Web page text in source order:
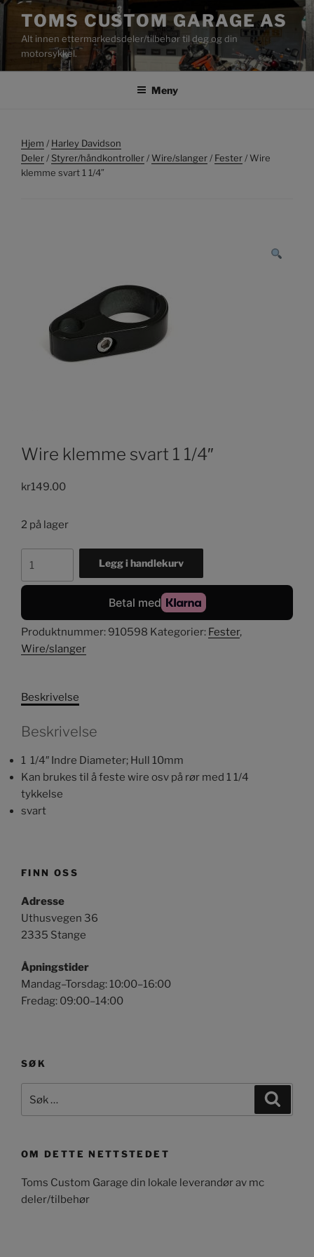
Gå
innhold
TOMS CUSTOM GARAGE AS
Alt innen ettermarkedsdeler/tilbehør til deg og din
motorsykkel.
Meny
Hjem / Harley Davidson
Deler / Styrer/håndkontroller / Wire/slanger / Fester / Wire
klemme svart 1 1/4″
Wire klemme svart 1 1/4″
kr149.00
2 på lager
klemme
svart
1/4"
Legg i handlekurv
Produktnummer: 910598 Kategorier: Fester,
Wire/slanger
Beskrivelse
Beskrivelse
1 1/4″ Indre Diameter; Hull 10mm
Kan brukes til å feste wire osv på rør med 1 1/4
tykkelse
svart
FINN OSS
Adresse
Uthusvegen 36
2335 Stange
Åpningstider
Mandag–Torsdag: 10:00–16:00
Fredag: 09:00–14:00
SØK
etter:
OM DETTE NETTSTEDET
Toms Custom Garage din lokale leverandør av mc
deler/tilbehør